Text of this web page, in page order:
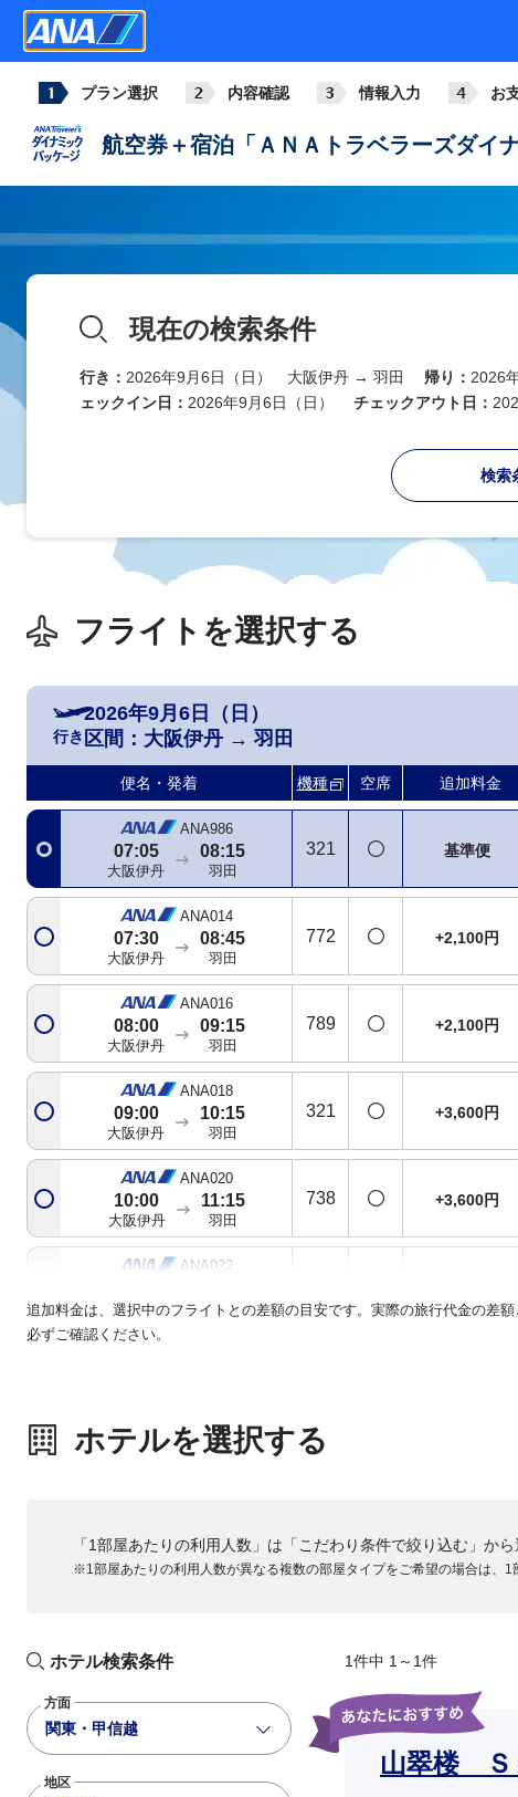
プラン選択 内容確認 情報入力 お
航空券＋宿泊「ＡＮＡトラベラーズダイ
現在の検索条件
行き： 2026年9月6日（日） 大阪伊丹 → 羽田 帰り： 2026
ェックイン日： 2026年9月6日（日） チェックアウト日：
検索
フライトを選択する
行き
2026年9月6日（日）
区間： 大阪伊丹 → 羽田
便名・発着 機種 空席 追加料金
ANA986
07:05
大阪伊丹
08:15
羽田
321 基準便
ANA014
07:30
大阪伊丹
08:45
羽田
772 +2,100円
ANA016
08:00
大阪伊丹
09:15
羽田
789 +2,100円
ANA018
09:00
大阪伊丹
10:15
羽田
321 +3,600円
ANA020
10:00
大阪伊丹
11:15
羽田
738 +3,600円
ANA022
大阪伊丹 羽田
ANA026
321
14:00
大阪伊丹
15:20
羽田
738 +3,600円
大阪伊丹
ANA032
15:30 781 +3,600円
追加料金は、選択中のフライトとの差額の目安です。実際の旅行代金の差
必ずご確認ください。
ホテルを選択する
「1部屋あたりの利用人数」は「こだわり条件で絞り込む」から
※1部屋あたりの利用人数が異なる複数の部屋タイプをご希望の場合は、1
ホテル検索条件
方面
関東・甲信越
地区
1件中 1～1件
山翠楼 Ｓ